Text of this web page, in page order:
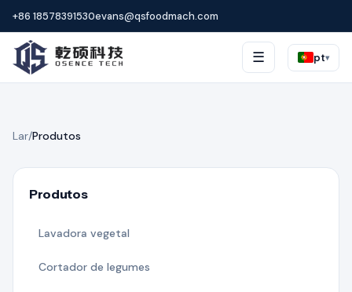
+86 18578391530evans@qsfoodmach.com
☰ pt▾
Lar/Produtos
Produtos
Lavadora vegetal
Cortador de legumes